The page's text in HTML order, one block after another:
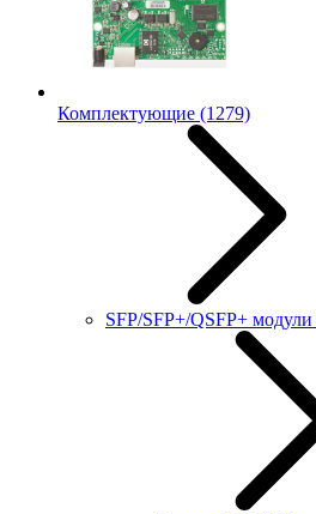
Комплектующие (1279)
SFP/SFP+/QSFP+ модули